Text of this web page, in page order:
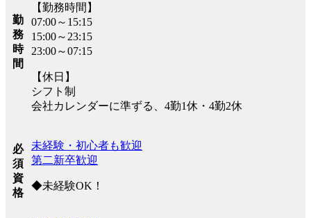
勤
務
時
間
【勤務時間】
07:00～15:15
15:00～23:15
23:00～07:15
【休日】
シフト制
会社カレンダーに準ずる、4勤1休・4勤2休
必
須
資
格
未経験・初心者も歓迎
第二新卒歓迎
◆未経験OK！